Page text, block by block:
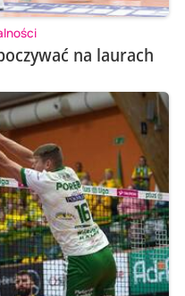
na laurach